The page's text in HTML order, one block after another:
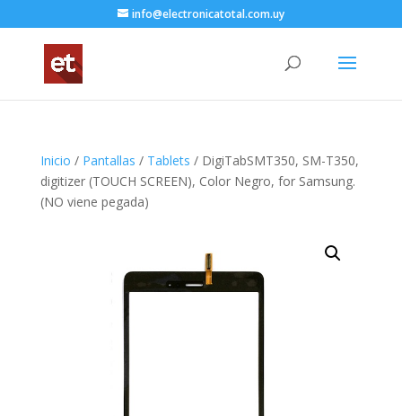
info@electronicatotal.com.uy
Inicio / Pantallas / Tablets / DigiTabSMT350, SM-T350,
digitizer (TOUCH SCREEN), Color Negro, for Samsung.
(NO viene pegada)